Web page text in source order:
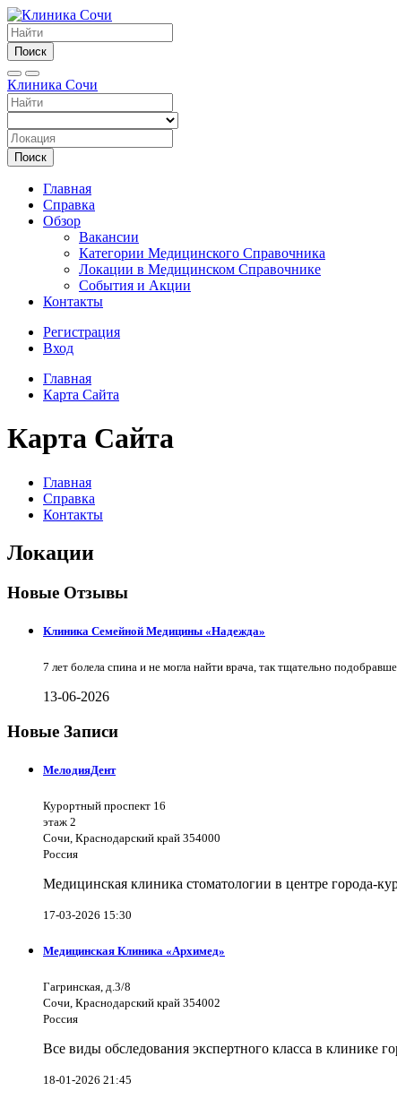
Поиск
Клиника Сочи
Поиск
Главная
Справка
Обзор
Вакансии
Категории Медицинского Справочника
Локации в Медицинском Справочнике
События и Акции
Контакты
Регистрация
Вход
Главная
Карта Сайта
Карта Сайта
Главная
Справка
Контакты
Локации
Новые Отзывы
Клиника Семейной Медицины «Надежда»
7 лет болела спина и не могла найти врача, так тщательно
13-06-2026
Новые Записи
МелодияДент
Курортный проспект 16
этаж 2
Сочи, Краснодарский край 354000
Россия
Медицинская клиника стоматологии в центре города-
17-03-2026 15:30
Медицинская Клиника «Архимед»
Гагринская, д.3/8
Сочи, Краснодарский край 354002
Россия
Все виды обследования экспертного класса в клинике
18-01-2026 21:45